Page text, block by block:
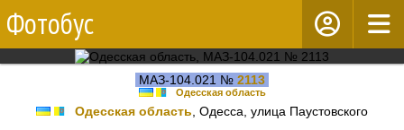
Фотобус
МАЗ-104.021 № 2113
Одесская область
Одесская область , Одесса, улица Паустовского